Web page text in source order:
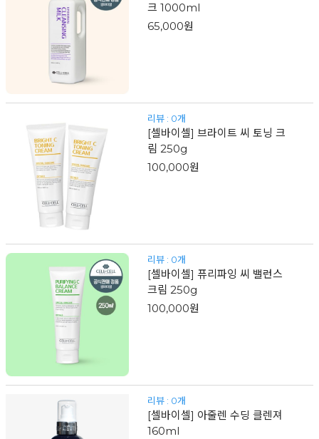
크 1000ml
65,000원
리뷰 : 0개
[셀바이셀] 브라이트 씨 토닝 크
림 250g
100,000원
리뷰 : 0개
[셀바이셀] 퓨리파잉 씨 밸런스
크림 250g
100,000원
리뷰 : 0개
[셀바이셀] 아줄렌 수딩 클렌져
160ml